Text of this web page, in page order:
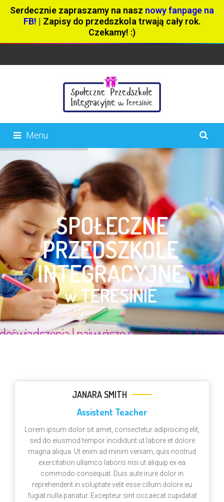
Serdecznie zapraszamy na nasz nowy fanpage na
FB! | Zapisy do przedszkola trwają cały rok.
Czekamy! :)
Menu
JANARA SMITH
Assistent Teacher
Lorem ipsum dolor sit amet, consectetur adipisicing elit,
sed do eiusmod tempor incididunt ut labore et dolore
magna aliqua. Ut enim ad minim veniam, quis nostrud
exercitation ullamco laboris nisi ut aliquip ex ea
commodo consequat. Duis aute irure dolor in
reprehenderit in voluptate velit esse cillum dolore eu
fugiat nulla pariatur. Excepteur sint occaecat cupidatat